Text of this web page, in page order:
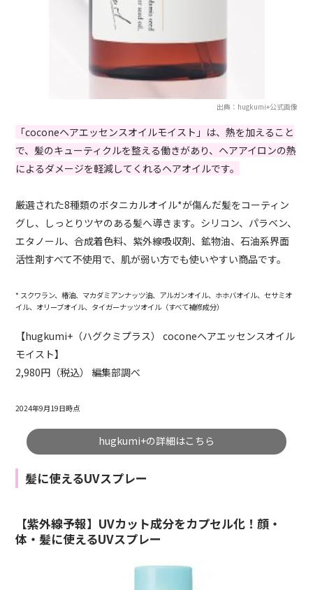
出典：hugkumi+公式画像
「coconeヘアエッセンスオイルモイスト」は、熱を加えること
で、髪のキューティクルを整える働きがあり、ヘアアイロンの熱
によるダメージを軽減してくれるヘアオイルです。
厳選された8種類のボタニカルオイル*が傷んだ髪をコーティン
グし、しっとりツヤのある髪へ導きます。シリコン、パラベン、
エタノール、合成着色料、紫外線吸収剤、鉱物油、石油系界面
活性剤すべて不使用で、肌が弱い方でも使いやすい商品です。
* スクワラン、椿油、マカダミアンナッツ油、アルガンオイル、ホホバオイル、セサミオ
イル、オリーブオイル、タイガーナッツオイル（すべて補修成分）
【hugkumi+（ハグクミプラス） coconeヘアエッセンスオイル
モイスト】
2,980円（税込） 編集部調べ
2024年9月19日時点
hugkumi+の詳細はこちら
髪に使えるUVスプレー
【紫外線予報】UVカット成分をカプセル化！顔・
体・髪に使えるUVスプレー